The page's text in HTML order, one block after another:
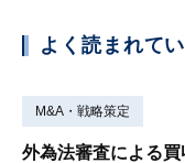
よく読まれて
M&A・戦略策定
外為法審査による